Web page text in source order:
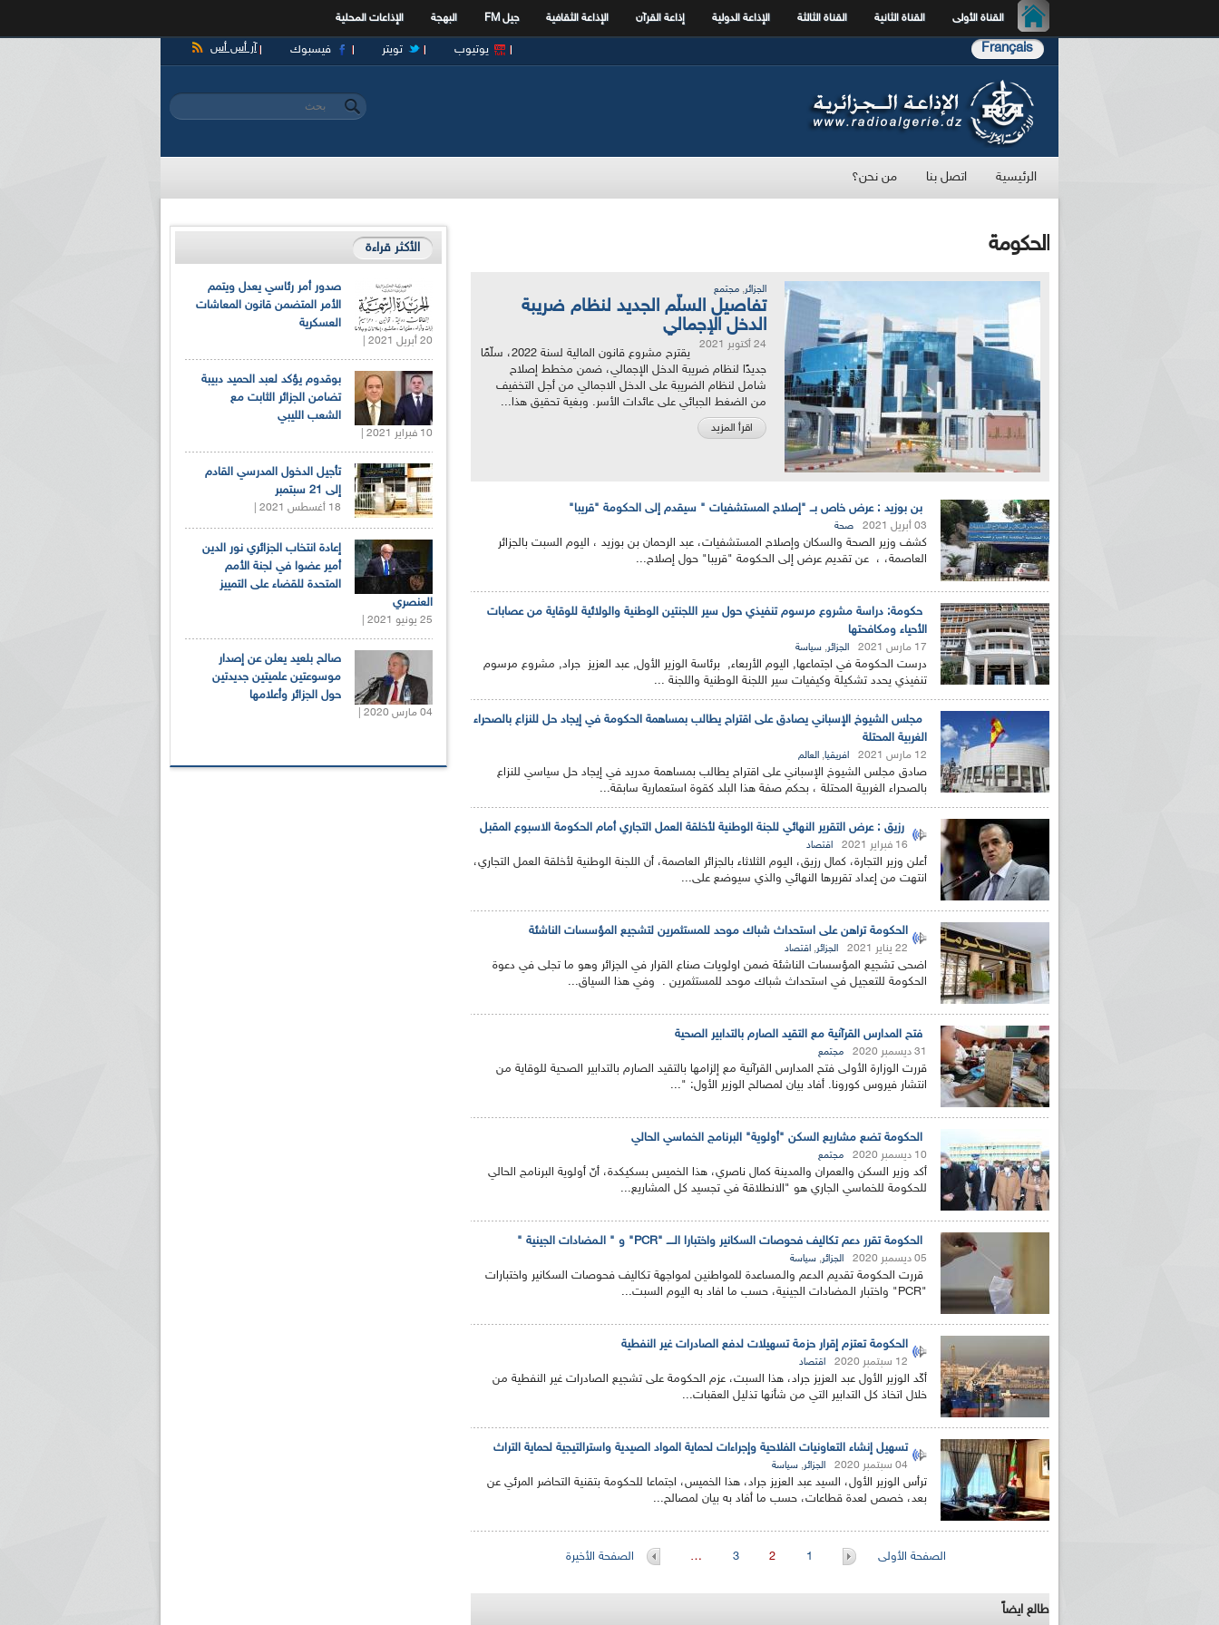
القناة الأولى القناة الثانية القناة الثالثة الإذاعة الدولية إذاعة القرآن الإذاعة الثقافية جيل FM البهجة الإذاعات المحلية
Français آر أس أس فيسبوك تويتر يوتيوب
استمارة البحث
‏بحث ‏
الرئيسية اتصل بنا من نحن؟
الحكومة
الجزائر, مجتمع
تفاصيل السلّم الجديد لنظام ضريبة
الدخل الإجمالي
24 أكتوبر 2021
يقترح مشروع قانون المالية لسنة 2022، سلّمًا
جديدًا لنظام ضريبة الدخل الإجمالي، ضمن مخطط إصلاح
شامل لنظام الضريبة على الدخل الاجمالي من أجل التخفيف
من الضغط الجبائي على عائدات الأسر. وبغية تحقيق هذا...
اقرأ المزيد
بن بوزيد : عرض خاص بــ "إصلاح المستشفيات " سيقدم إلى الحكومة "قريبا"
03 أبريل 2021 صحة
كشف وزير الصحة والسكان وإصلاح المستشفيات، عبد الرحمان بن بوزيد ، اليوم السبت بالجزائر
العاصمة، ، عن تقديم عرض إلى الحكومة "قريبا" حول إصلاح...
حكومة: دراسة مشروع مرسوم تنفيذي حول سير اللجنتين الوطنية والولائية للوقاية من عصابات
الأحياء ومكافحتها
17 مارس 2021 الجزائر, سياسة
درست الحكومة في اجتماعها, اليوم الأربعاء, برئاسة الوزير الأول, عبد العزيز جراد, مشروع مرسوم
تنفيذي يحدد تشكيلة وكيفيات سير اللجنة الوطنية واللجنة ...
مجلس الشيوخ الإسباني يصادق على اقتراح يطالب بمساهمة الحكومة في إيجاد حل للنزاع بالصحراء
الغربية المحتلة
12 مارس 2021 افريقيا, العالم
صادق مجلس الشيوخ الإسباني على اقتراح يطالب بمساهمة مدريد في إيجاد حل سياسي للنزاع
بالصحراء الغربية المحتلة ، بحكم صفة هذا البلد كقوة استعمارية سابقة...
رزيق : عرض التقرير النهائي للجنة الوطنية لأخلقة العمل التجاري أمام الحكومة الاسبوع المقبل
16 فبراير 2021 اقتصاد
أعلن وزير التجارة، كمال رزيق، اليوم الثلاثاء بالجزائر العاصمة، أن اللجنة الوطنية لأخلقة العمل التجاري،
انتهت من إعداد تقريرها النهائي والذي سيوضع على...
الحكومة تراهن على استحداث شباك موحد للمستثمرين لتشجيع المؤسسات الناشئة
22 يناير 2021 الجزائر, اقتصاد
اضحى تشجيع المؤسسات الناشئة ضمن اولويات صناع القرار في الجزائر وهو ما تجلى في دعوة
الحكومة للتعجيل في استحداث شباك موحد للمستثمرين . وفي هذا السياق...
فتح المدارس القرآنية مع التقيد الصارم بالتدابير الصحية
31 ديسمبر 2020 مجتمع
قررت الوزارة الأولى فتح المدارس القرآنية مع إلزامها بالتقيد الصارم بالتدابير الصحية للوقاية من
انتشار فيروس كورونا. أفاد بيان لمصالح الوزير الأول: "...
الحكومة تضع مشاريع السكن "أولوية" البرنامج الخماسي الحالي
10 ديسمبر 2020 مجتمع
أكد وزير السكن والعمران والمدينة كمال ناصري، هذا الخميس بسكيكدة، أنّ أولوية البرنامج الحالي
للحكومة للخماسي الجاري هو "الانطلاقة في تجسيد كل المشاريع...
الحكومة تقرر دعم تكاليف فحوصات السكانير واختبارا الــــ "PCR" و " الـمضادات الجينية "
05 ديسمبر 2020 الجزائر, سياسة
قررت الحكومة تقديم الدعم والـمساعدة للمواطنين لمواجهة تكاليف فحوصات السكانير واختبارات
"PCR" واختبار الـمضادات الجينية، حسب ما افاد به اليوم السبت...
الحكومة تعتزم إقرار حزمة تسهيلات لدفع الصادرات غير النفطية
12 سبتمبر 2020 اقتصاد
أكّد الوزير الأول عبد العزيز جراد، هذا السبت، عزم الحكومة على تشجيع الصادرات غير النفطية من
خلال اتخاذ كل التدابير التي من شأنها تذليل العقبات...
تسهيل إنشاء التعاونيات الفلاحية وإجراءات لحماية المواد الصيدية واسترالتيجية لحماية التراث
04 سبتمبر 2020 الجزائر, سياسة
ترأس الوزير الأول، السيد عبد العزيز جراد، هذا الخميس، اجتماعا للحكومة بتقنية التحاضر المرئي عن
بعد، خصص لعدة قطاعات، حسب ما أفاد به بيان لمصالح...
الصفحة الأولى 1
2
3
… الصفحة الأخيرة
طالع ايضاً
الأكثر قراءة
صدور أمر رئاسي يعدل ويتمم
الأمر المتضمن قانون المعاشات
العسكرية
20 أبريل 2021 |
بوقدوم يؤكد لعبد الحميد دبيبة
تضامن الجزائر الثابت مع
الشعب الليبي
10 فبراير 2021 |
تأجيل الدخول المدرسي القادم
إلى 21 سبتمبر
18 أغسطس 2021 |
إعادة انتخاب الجزائري نور الدين
أمير عضوا في لجنة الأمم
المتحدة للقضاء على التمييز
العنصري
25 يونيو 2021 |
صالح بلعيد يعلن عن إصدار
موسوعتين علميتين جديدتين
حول الجزائر وأعلامها
04 مارس 2020 |